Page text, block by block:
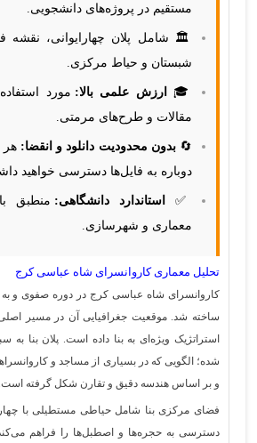
مستقیم در پروژه‌های دانشجویی.
🏛️ شامل پلان چهارایوانی، نقشه
شبستان و حیاط مرکزی.
🎓 ارزش علمی بالا: مورد استفاده
مقالات و طرح‌های مرمتی.
🔄بدون محدودیت دانلود و انقضا: هر
دوباره به فایل‌ها دسترسی خواهید
✅ استاندارد دانشگاهی: منطبق
معماری و شهرسازی.
تحلیل معماری کاروانسرای شاه عباسی کرج
کاروانسرای شاه عباسی کرج در دوره صفوی و
ساخته شد. موقعیت جغرافیایی آن در مسیر
استراتژیک ویژه‌ای به بنا داده است. پلان بنا به
شده؛ الگویی که در بسیاری از مساجد و
و بر اساس هندسه دقیق و تقارن شکل گرفته است.
فضای مرکزی بنا شامل حیاطی مستطیلی با
دسترسی به حجره‌ها و اصطبل‌ها را فراهم